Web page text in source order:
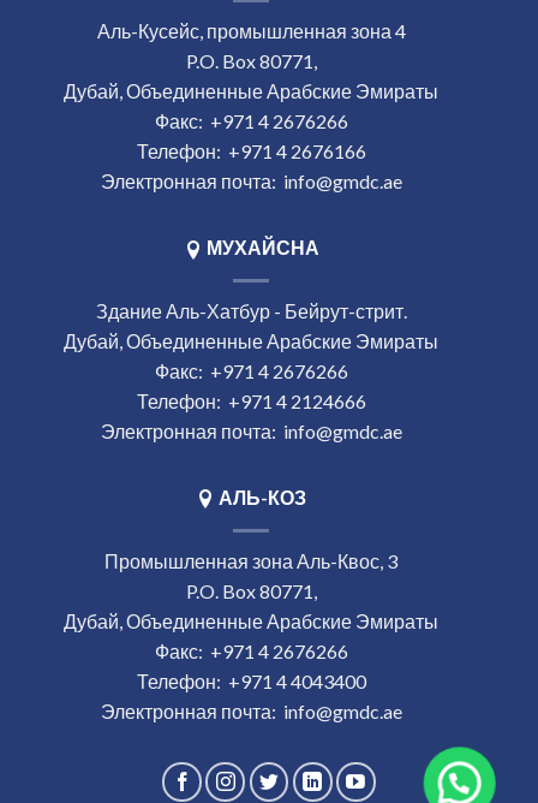
Аль-Кусейс, промышленная зона 4
P.O. Box 80771,
Дубай, Объединенные Арабские Эмираты
Факс: +971 4 2676266
Телефон: +971 4 2676166
Электронная почта: info@gmdc.ae
МУХАЙСНА
Здание Аль-Хатбур - Бейрут-стрит.
Дубай, Объединенные Арабские Эмираты
Факс: +971 4 2676266
Телефон: +971 4 2124666
Электронная почта: info@gmdc.ae
АЛЬ-КОЗ
Промышленная зона Аль-Квос, 3
P.O. Box 80771,
Дубай, Объединенные Арабские Эмираты
Факс: +971 4 2676266
Телефон: +971 4 4043400
Электронная почта: info@gmdc.ae